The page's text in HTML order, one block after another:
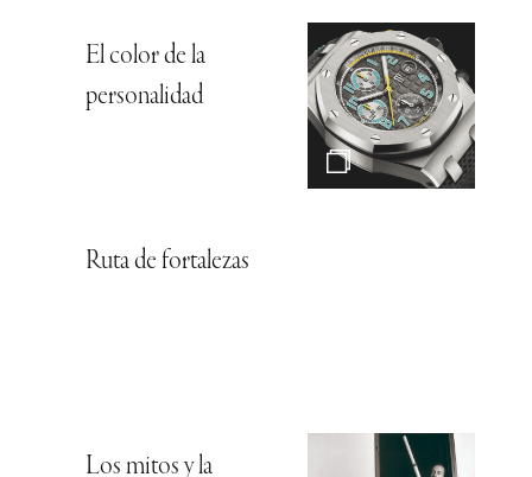
El color de la
personalidad
Ruta de fortalezas
Los mitos y la